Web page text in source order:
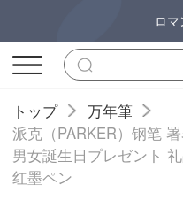
ロ
トップ
万年筆
派克（PARKER）钢笔
男女誕生日プレゼント
红墨ペン